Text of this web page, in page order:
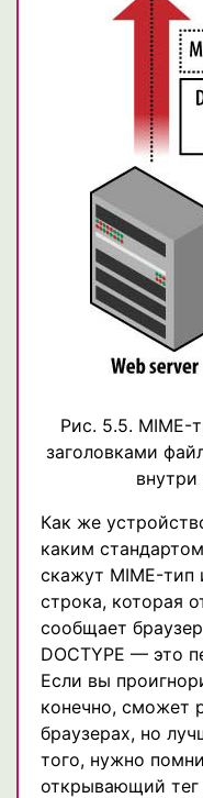
Рис. 5.5. MIME-
заголовками
внутри
Как же
каким
скажут MIME-тип
строка, которая
сообщает
DOCTYPE — это
Если вы
конечно, сможет
браузерах, но
того, нужно
открывающий